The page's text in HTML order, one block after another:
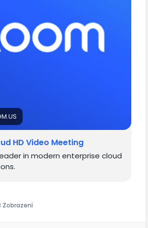
HD Video Meeting
in modern enterprise cloud
Zobrazení